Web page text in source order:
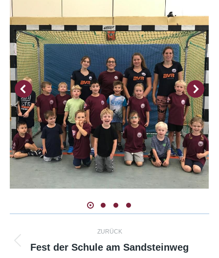
Kommentarnavigation
ZURÜCK
Vorheriger
Fest der Schule am Sandsteinweg